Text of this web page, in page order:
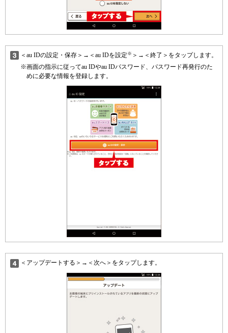
＜au IDの設定・保存＞→＜au IDを設定 ※ ＞→＜終了＞をタップします。
※画面の指示に従ってau IDやau IDパスワード、パスワード再発行のた
めに必要な情報を登録します。
＜アップデートする＞→＜次へ＞をタップします。